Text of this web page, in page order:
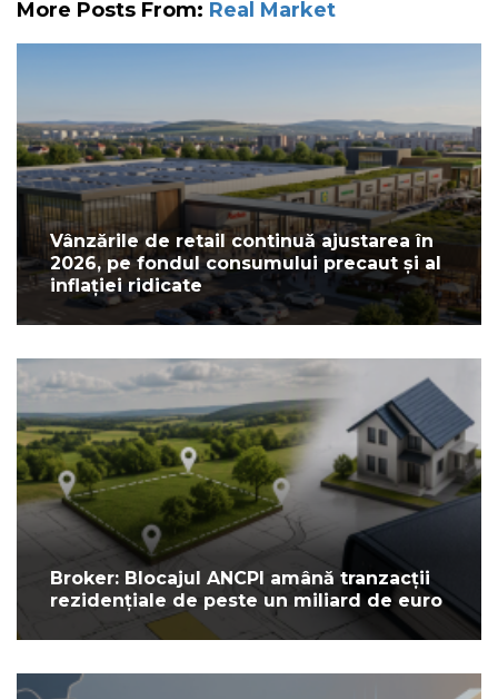
More Posts From: Real Market
Vânzările de retail continuă ajustarea în
2026, pe fondul consumului precaut și al
inflației ridicate
Broker: Blocajul ANCPI amână tranzacții
rezidențiale de peste un miliard de euro